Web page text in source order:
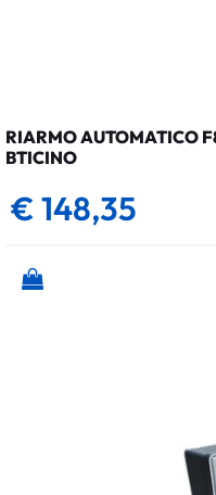
RIARMO AUTOMATICO
BTICINO
€ 148,35
Quantità